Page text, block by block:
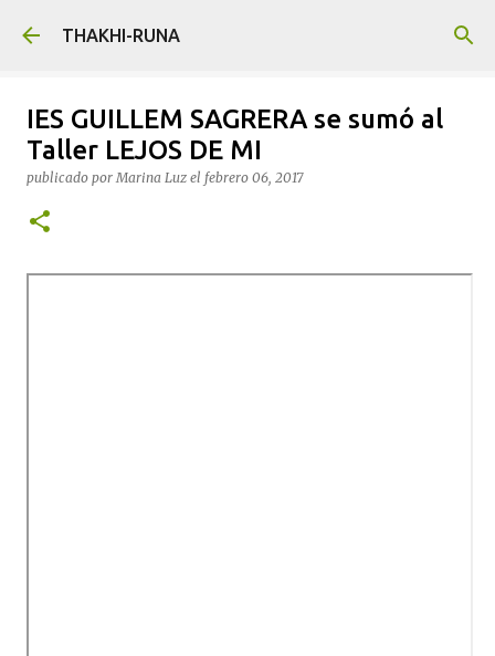
Ir al contenido principal
THAKHI-RUNA
IES GUILLEM SAGRERA se sumó al
Taller LEJOS DE MI
publicado porMarina Luz el febrero 06, 2017